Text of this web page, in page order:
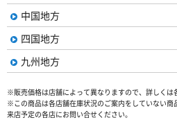
中国地方
四国地方
九州地方
※販売価格は店舗によって異なりますので、詳しくは
※この商品は各店舗在庫状況のご案内をしていない
来店予定の各店にお問い合せください。